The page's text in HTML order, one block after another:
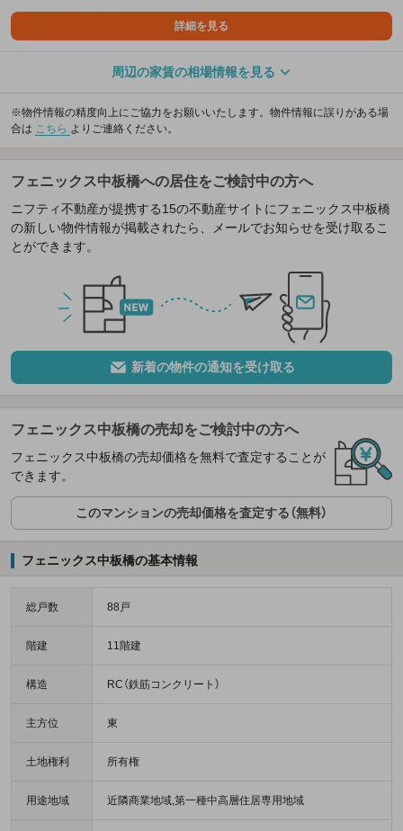
詳細を見る
周辺の家賃の相場情報を見る
※物件情報の精度向上にご協力をお願いいたします。物件情報に誤りがある場
合は こちら よりご連絡ください。
フェニックス中板橋への居住をご検討中の方へ
ニフティ不動産が提携する15の不動産サイトにフェニックス中板橋
の新しい物件情報が掲載されたら、メールでお知らせを受け取るこ
とができます。
新着の物件の通知を受け取る
フェニックス中板橋の売却をご検討中の方へ
フェニックス中板橋の売却価格を無料で査定することが
できます。
このマンションの売却価格を査定する（無料）
フェニックス中板橋の基本情報
総戸数 88戸
階建 11階建
構造 RC（鉄筋コンクリート）
主方位 東
土地権利 所有権
用途地域 近隣商業地域,第一種中高層住居専用地域